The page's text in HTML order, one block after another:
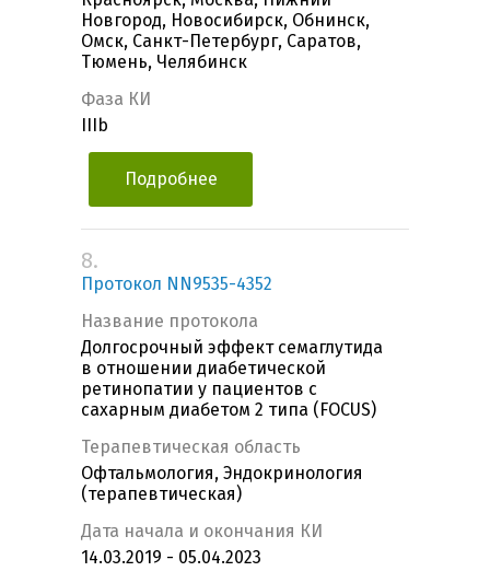
Новгород, Новосибирск, Обнинск,
Омск, Санкт-Петербург, Саратов,
Тюмень, Челябинск
Фаза КИ
IIIb
Подробнее
8.
Протокол NN9535-4352
Название протокола
Долгосрочный эффект семаглутида
в отношении диабетической
ретинопатии у пациентов с
сахарным диабетом 2 типа (FOCUS)
Терапевтическая область
Офтальмология, Эндокринология
(терапевтическая)
Дата начала и окончания КИ
14.03.2019 - 05.04.2023